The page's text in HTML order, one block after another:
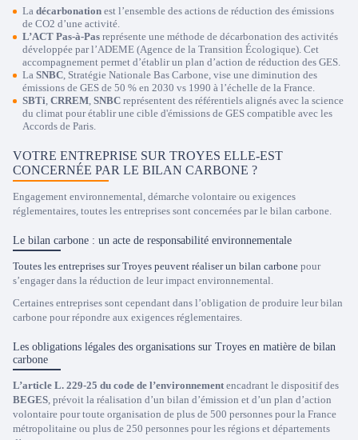
La décarbonation est l’ensemble des actions de réduction des émissions
de CO2 d’une activité.
L’ACT Pas-à-Pas représente une méthode de décarbonation des activités
développée par l’ADEME (Agence de la Transition Écologique). Cet
accompagnement permet d’établir un plan d’action de réduction des GES.
La SNBC, Stratégie Nationale Bas Carbone, vise une diminution des
émissions de GES de 50 % en 2030 vs 1990 à l’échelle de la France.
SBTi, CRREM, SNBC représentent des référentiels alignés avec la science
du climat pour établir une cible d'émissions de GES compatible avec les
Accords de Paris.
VOTRE ENTREPRISE SUR TROYES ELLE-EST
CONCERNÉE PAR LE BILAN CARBONE ?
Engagement environnemental, démarche volontaire ou exigences
réglementaires, toutes les entreprises sont concernées par le bilan carbone.
Le bilan carbone : un acte de responsabilité environnementale
Toutes les entreprises sur Troyes peuvent réaliser un bilan carbone pour
s’engager dans la réduction de leur impact environnemental.
Certaines entreprises sont cependant dans l’obligation de produire leur bilan
carbone pour répondre aux exigences réglementaires.
Les obligations légales des organisations sur Troyes en matière de bilan
carbone
L’article L. 229-25 du code de l’environnement encadrant le dispositif des
BEGES, prévoit la réalisation d’un bilan d’émission et d’un plan d’action
volontaire pour toute organisation de plus de 500 personnes pour la France
métropolitaine ou plus de 250 personnes pour les régions et départements